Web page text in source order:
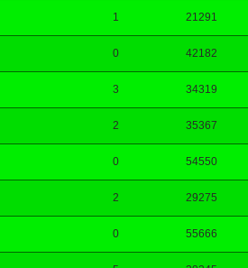
1 21291
0 42182
3 34319
2 35367
0 54550
2 29275
0 55666